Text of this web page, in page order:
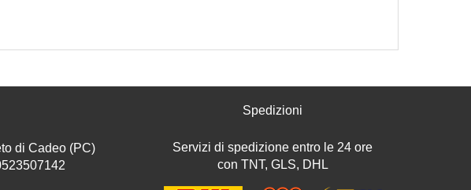
di Cadeo (PC)
Spedizioni
Servizi di spedizione entro le 24 ore
con TNT, GLS, DHL